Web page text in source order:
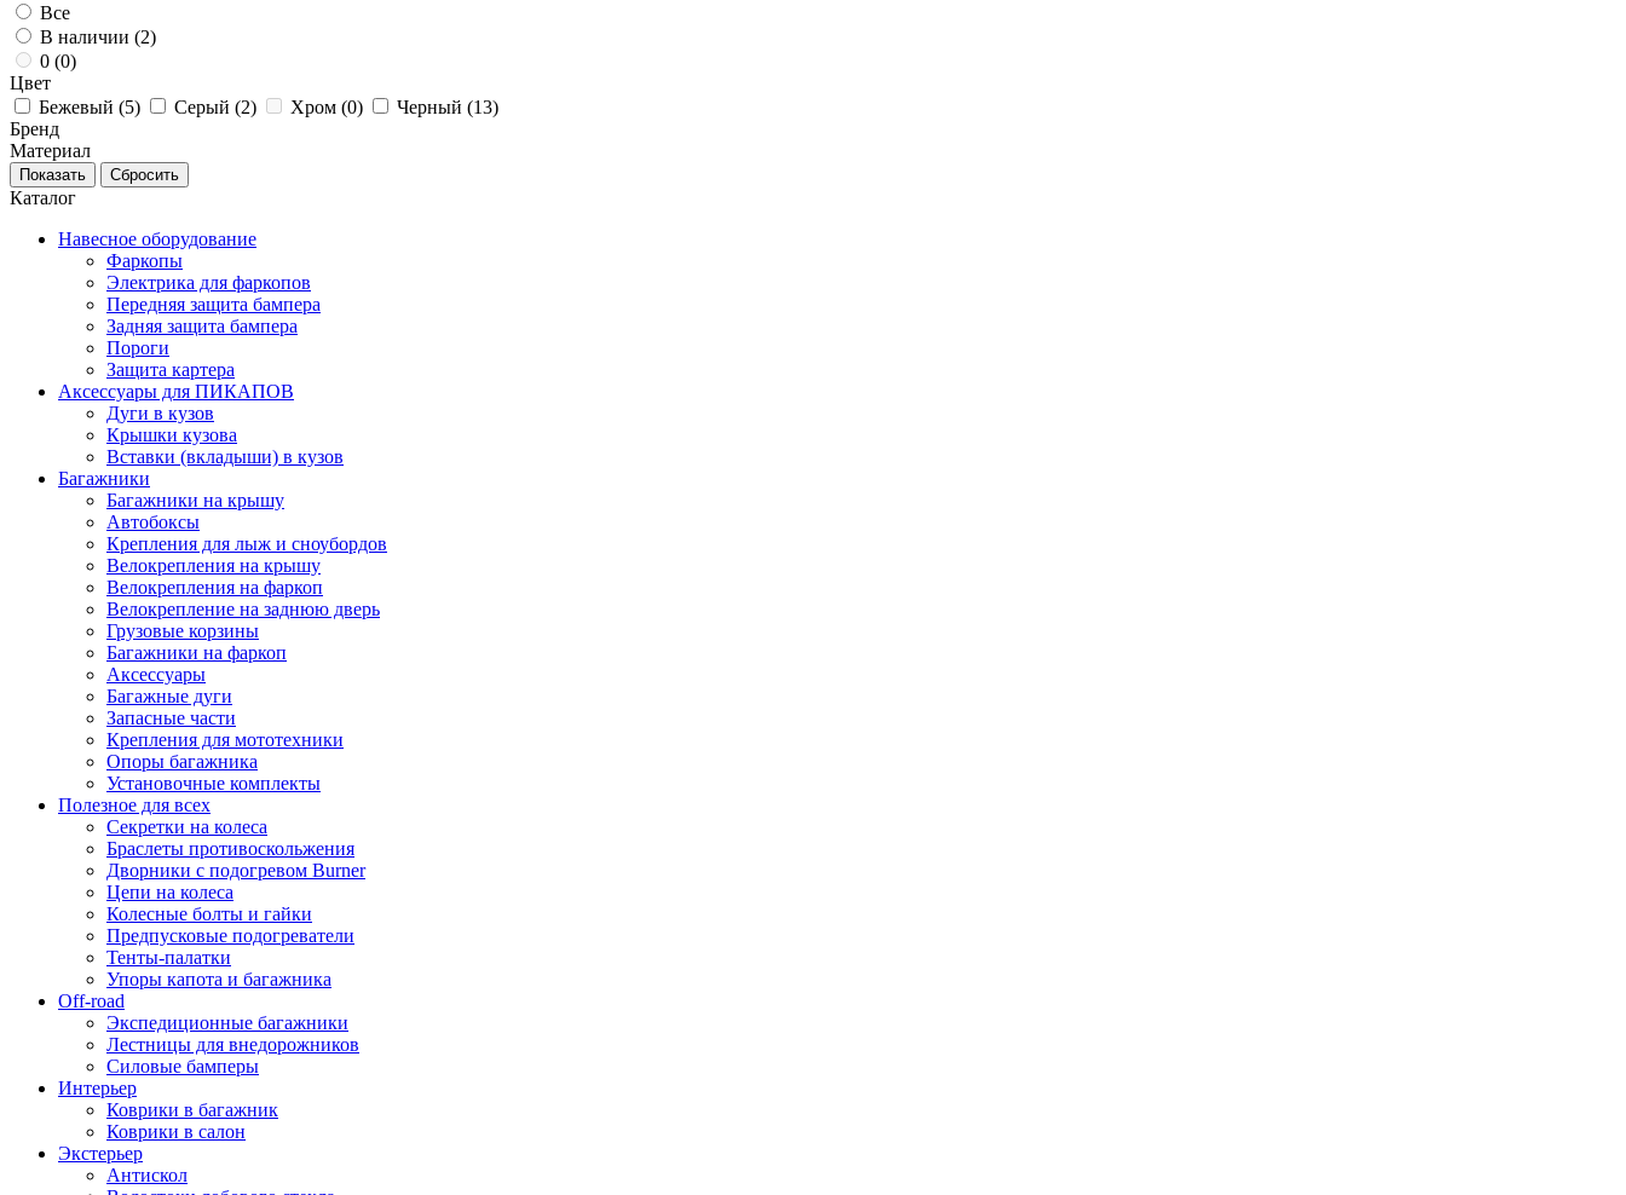
Все
В наличии (2)
0 (0)
Цвет
Бежевый (5) Серый (2) Хром (0) Черный (13)
Бренд
Материал
Каталог
Навесное оборудование
Фаркопы
Электрика для фаркопов
Передняя защита бампера
Задняя защита бампера
Пороги
Защита картера
Аксессуары для ПИКАПОВ
Дуги в кузов
Крышки кузова
Вставки (вкладыши) в кузов
Багажники
Багажники на крышу
Автобоксы
Крепления для лыж и сноубордов
Велокрепления на крышу
Велокрепления на фаркоп
Велокрепление на заднюю дверь
Грузовые корзины
Багажники на фаркоп
Аксессуары
Багажные дуги
Запасные части
Крепления для мототехники
Опоры багажника
Установочные комплекты
Полезное для всех
Секретки на колеса
Браслеты противоскольжения
Дворники с подогревом Burner
Цепи на колеса
Колесные болты и гайки
Предпусковые подогреватели
Тенты-палатки
Упоры капота и багажника
Off-road
Экспедиционные багажники
Лестницы для внедорожников
Силовые бамперы
Интерьер
Коврики в багажник
Коврики в салон
Экстерьер
Антискол